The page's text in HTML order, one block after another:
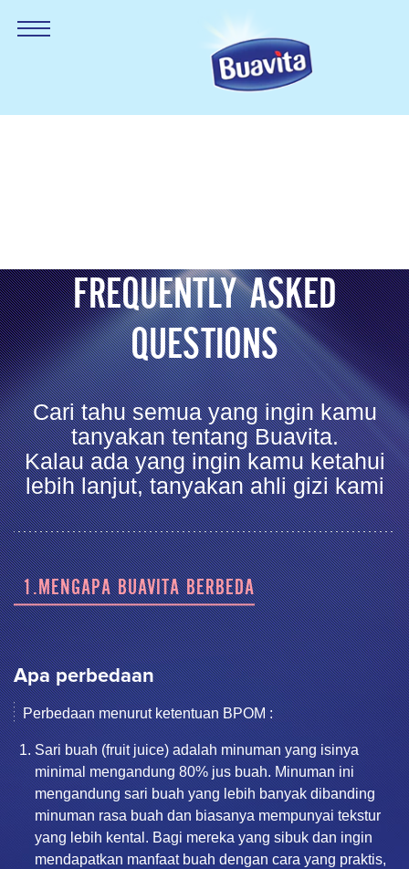
FREQUENTLY ASKED
QUESTIONS
Cari tahu semua yang ingin kamu
tanyakan tentang Buavita.
Kalau ada yang ingin kamu ketahui
lebih lanjut, tanyakan ahli gizi kami
1.MENGAPA BUAVITA BERBEDA
Apa perbedaan
Perbedaan menurut ketentuan BPOM :
Sari buah (fruit juice) adalah minuman yang isinya
minimal mengandung 80% jus buah. Minuman ini
mengandung sari buah yang lebih banyak dibanding
minuman rasa buah dan biasanya mempunyai tekstur
yang lebih kental. Bagi mereka yang sibuk dan ingin
mendapatkan manfaat buah dengan cara yang praktis,